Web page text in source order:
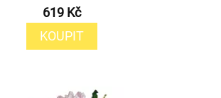
619 Kč
KOUPIT